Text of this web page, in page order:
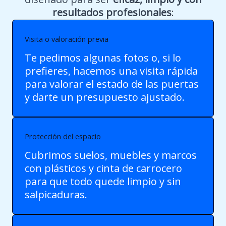
resultados profesionales:
Visita o valoración previa
Te pedimos algunas fotos o, si lo
prefieres, hacemos una visita rápida
para valorar el estado de las puertas
y darte un presupuesto ajustado.
Protección del espacio
Cubrimos suelos, muebles y marcos
con plásticos y cinta de carrocero
para que todo quede limpio y sin
salpicaduras.